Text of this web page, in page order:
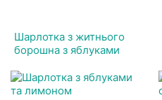
Шарлотка з житнього
борошна з яблуками